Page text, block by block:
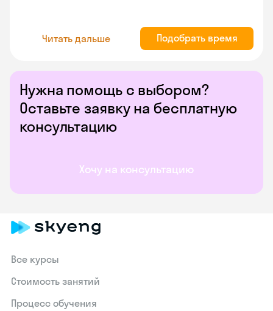
Нужна помощь с выбором?
Оставьте заявку на бесплатную
консультацию
Хочу на консультацию
Читать дальше Подобрать время
Все курсы
Стоимость занятий
Процесс обучения